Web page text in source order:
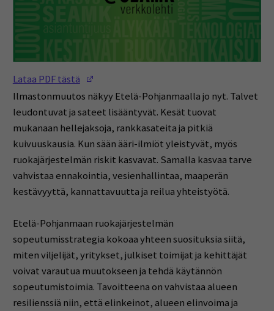
Lataa PDF tästä
Ilmastonmuutos näkyy Etelä-Pohjanmaalla jo nyt. Talvet
leudontuvat ja sateet lisääntyvät. Kesät tuovat
mukanaan hellejaksoja, rankkasateita ja pitkiä
kuivuuskausia. Kun sään ääri-ilmiöt yleistyvät, myös
ruokajärjestelmän riskit kasvavat. Samalla kasvaa tarve
vahvistaa ennakointia, vesienhallintaa, maaperän
kestävyyttä, kannattavuutta ja reilua yhteistyötä.
Etelä-Pohjanmaan ruokajärjestelmän
sopeutumisstrategia kokoaa yhteen suosituksia siitä,
miten viljelijät, yritykset, julkiset toimijat ja kehittäjät
voivat varautua muutokseen ja tehdä käytännön
sopeutumistoimia. Tavoitteena on vahvistaa alueen
resilienssiä niin, että elinkeinot, alueen elinvoima ja